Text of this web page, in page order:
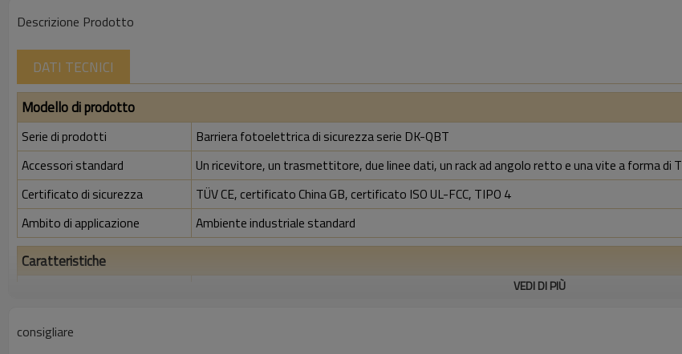
Descrizione Prodotto
DATI TECNICI
Modello di prodotto
Serie di prodotti
Barriera fotoelettrica di sicurezza serie DK-QBT
Accessori standard
Un ricevitore, un trasmettitore, due linee dati, un rack ad angolo retto e una vite a forma di T
Certificato di sicurezza
TÜV CE, certificato China GB, certificato ISO UL-FCC, TIPO 4
Ambito di applicazione
Ambiente industriale standard
Caratteristiche
VEDI DI PIÙ
consigliare